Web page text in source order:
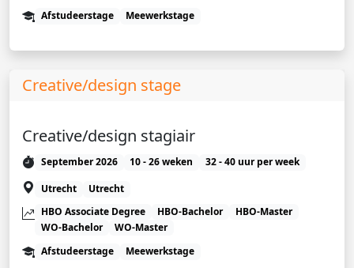
Afstudeerstage
Meewerkstage
Creative/design stage
Creative/design stagiair
September 2026 10 - 26 weken
32 - 40 uur per week
Utrecht
Utrecht
HBO Associate Degree
HBO-Bachelor
HBO-Master
WO-Bachelor
WO-Master
Afstudeerstage
Meewerkstage